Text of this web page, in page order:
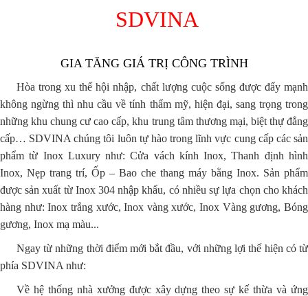
SDVINA
GIA TĂNG GIÁ TRỊ CÔNG TRÌNH
Hòa trong xu thế hội nhập, chất lượng cuộc sống được đẩy mạnh
không ngừng thì nhu cầu về tính thẩm mỹ, hiện đại, sang trọng trong
những khu chung cư cao cấp, khu trung tâm thương mại, biệt thự đẳng
cấp… SDVINA chúng tôi luôn tự hào trong lĩnh vực cung cấp các sản
phẩm từ Inox Luxury như: Cửa vách kính Inox, Thanh định hình
Inox, Nẹp trang trí, Ốp – Bao che thang máy bằng Inox. Sản phẩm
được sản xuất từ Inox 304 nhập khẩu, có nhiều sự lựa chọn cho khách
hàng như: Inox trắng xước, Inox vàng xước, Inox Vàng gương, Bóng
gương, Inox mạ màu...
Ngay từ những thời điểm mới bắt đầu, với những lợi thế hiện có từ
phía SDVINA như:
Về hệ thống nhà xưởng được xây dựng theo sự kế thừa và ứng